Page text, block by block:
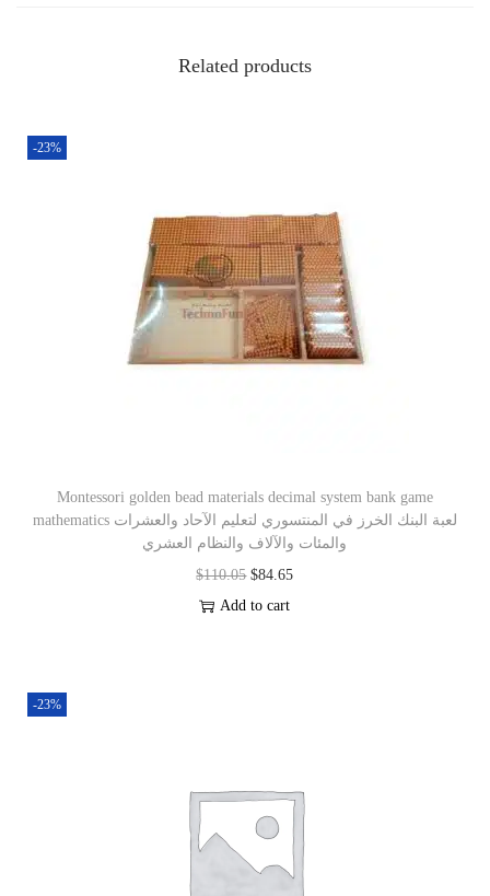
Related products
-23%
Montessori golden bead materials decimal system bank game
mathematics لعبة البنك الخرز في المنتسوري لتعليم الآحاد والعشرات
والمئات والآلاف والنظام العشري
$110.05 $84.65
Add to cart
-23%